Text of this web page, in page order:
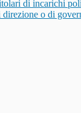
di incarichi
direzione o di